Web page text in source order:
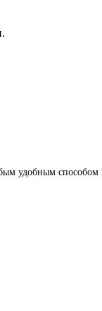
удобным